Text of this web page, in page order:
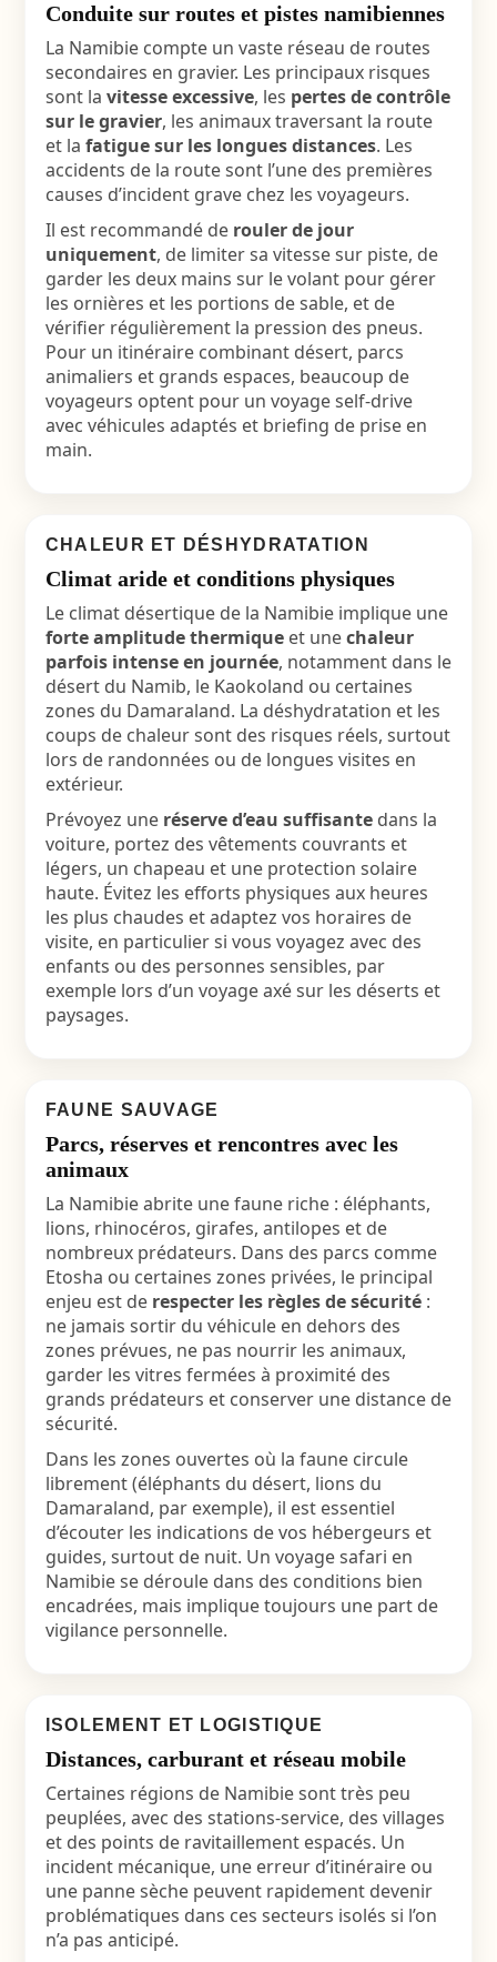
Conduite sur routes et pistes namibiennes
La Namibie compte un vaste réseau de routes
secondaires en gravier. Les principaux risques
sont la vitesse excessive, les pertes de contrôle
sur le gravier, les animaux traversant la route
et la fatigue sur les longues distances. Les
accidents de la route sont l’une des premières
causes d’incident grave chez les voyageurs.
Il est recommandé de rouler de jour
uniquement, de limiter sa vitesse sur piste, de
garder les deux mains sur le volant pour gérer
les ornières et les portions de sable, et de
vérifier régulièrement la pression des pneus.
Pour un itinéraire combinant désert, parcs
animaliers et grands espaces, beaucoup de
voyageurs optent pour un voyage self-drive
avec véhicules adaptés et briefing de prise en
main.
CHALEUR ET DÉSHYDRATATION
Climat aride et conditions physiques
Le climat désertique de la Namibie implique une
forte amplitude thermiqueet unechaleur
parfois intense en journée, notamment dans le
désert du Namib, le Kaokoland ou certaines
zones du Damaraland. La déshydratation et les
coups de chaleur sont des risques réels, surtout
lors de randonnées ou de longues visites en
extérieur.
Prévoyez une réserve d’eau suffisantedans la
voiture, portez des vêtements couvrants et
légers, un chapeau et une protection solaire
haute. Évitez les efforts physiques aux heures
les plus chaudes et adaptez vos horaires de
visite, en particulier si vous voyagez avec des
enfants ou des personnes sensibles, par
exemple lors d’un voyage axé sur les déserts et
paysages.
FAUNE SAUVAGE
Parcs, réserves et rencontres avec les
animaux
La Namibie abrite une faune riche : éléphants,
lions, rhinocéros, girafes, antilopes et de
nombreux prédateurs. Dans des parcs comme
Etosha ou certaines zones privées, le principal
enjeu est de respecter les règles de sécurité:
ne jamais sortir du véhicule en dehors des
zones prévues, ne pas nourrir les animaux,
garder les vitres fermées à proximité des
grands prédateurs et conserver une distance de
sécurité.
Dans les zones ouvertes où la faune circule
librement (éléphants du désert, lions du
Damaraland, par exemple), il est essentiel
d’écouter les indications de vos hébergeurs et
guides, surtout de nuit. Un voyage safari en
Namibiese déroule dans des conditions bien
encadrées, mais implique toujours une part de
vigilance personnelle.
ISOLEMENT ET LOGISTIQUE
Distances, carburant et réseau mobile
Certaines régions de Namibie sont très peu
peuplées, avec des stations-service, des villages
et des points de ravitaillement espacés. Un
incident mécanique, une erreur d’itinéraire ou
une panne sèche peuvent rapidement devenir
problématiques dans ces secteurs isolés si l’on
n’a pas anticipé.